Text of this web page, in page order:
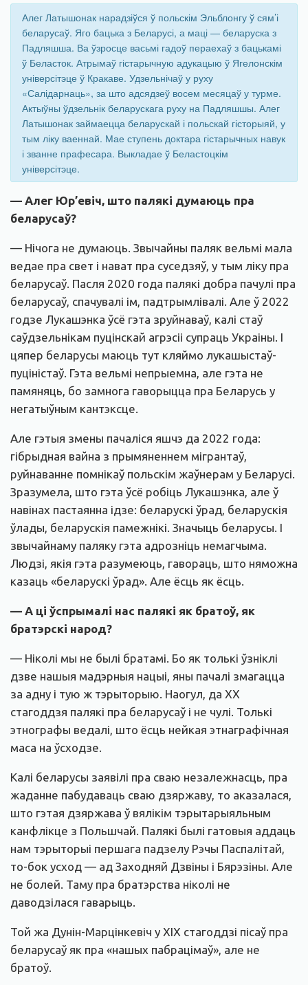
Алег Латышонак нарадзіўся ў польскім Эльблонгу ў сям’і
беларусаў. Яго бацька з Беларусі, а маці — беларуска з
Падляшша. Ва ўзросце васьмі гадоў пераехаў з бацькамі
ў Беласток. Атрымаў гістарычную адукацыю ў Ягелонскім
універсітэце ў Кракаве. Удзельнічаў у руху
«Салідарнаць», за што адсядзеў восем месяцаў у турме.
Актыўны ўдзельнік беларускага руху на Падляшшы. Алег
Латышонак займаецца беларускай і польскай гісторыяй, у
тым ліку ваеннай. Мае ступень доктара гістарычных навук
і званне прафесара. Выкладае ў Беластоцкім
універсітэце.
— Алег Юр’евіч, што палякі думаюць пра
беларусаў?
— Нічога не думаюць. Звычайны паляк вельмі мала
ведае пра свет і нават пра суседзяў, у тым ліку пра
беларусаў. Пасля 2020 года палякі добра пачулі пра
беларусаў, спачувалі ім, падтрымлівалі. Але ў 2022
годзе Лукашэнка ўсё гэта зруйнаваў, калі стаў
саўдзельнікам пуцінскай агрэсіі супраць Украіны. І
цяпер беларусы маюць тут кляймо лукашыстаў-
пуціністаў. Гэта вельмі непрыемна, але гэта не
памяняць, бо замнога гаворыцца пра Беларусь у
негатыўным кантэксце.
Але гэтыя змены пачаліся яшчэ да 2022 года:
гібрыдная вайна з прымяненнем мігрантаў,
руйнаванне помнікаў польскім жаўнерам у Беларусі.
Зразумела, што гэта ўсё робіць Лукашэнка, але ў
навінах пастаянна ідзе: беларускі ўрад, беларускія
ўлады, беларускія памежнікі. Значыць беларусы. І
звычайнаму паляку гэта адрозніць немагчыма.
Людзі, якія гэта разумеюць, гавораць, што няможна
казаць «беларускі ўрад». Але ёсць як ёсць.
— А ці ўспрымалі нас палякі як братоў, як
братэрскі народ?
— Ніколі мы не былі братамі. Бо як толькі ўзніклі
дзве нашыя мадэрныя нацыі, яны пачалі змагацца
за адну і тую ж тэрыторыю. Наогул, да ХХ
стагоддзя палякі пра беларусаў і не чулі. Толькі
этнографы ведалі, што ёсць нейкая этнаграфічная
маса на ўсходзе.
Калі беларусы заявілі пра сваю незалежнасць, пра
жаданне пабудаваць сваю дзяржаву, то аказалася,
што гэтая дзяржава ў вялікім тэрытарыяльным
канфлікце з Польшчай. Палякі былі гатовыя аддаць
нам тэрыторыі першага падзелу Рэчы Паспалітай,
то-бок усход — ад Заходняй Дзвіны і Бярэзіны. Але
не болей. Таму пра братэрства ніколі не
даводзілася гаварыць.
Той жа Дунін-Марцінкевіч у ХІХ стагоддзі пісаў пра
беларусаў як пра «нашых пабрацімаў», але не
братоў.